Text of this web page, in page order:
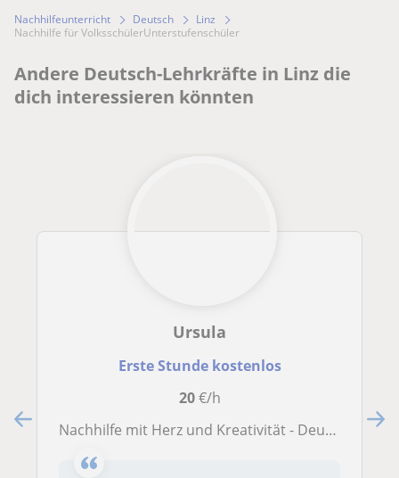
Nachhilfeunterricht Deutsch
Linz
Nachhilfe für VolksschülerUnterstufenschüler
Andere Deutsch-Lehrkräfte in Linz die
dich interessieren könnten
Ursula
Erste Stunde kostenlos
20€/h
Nachhilfe mit Herz und Kreativität - Deutsch, Englisch, Nebenfächer